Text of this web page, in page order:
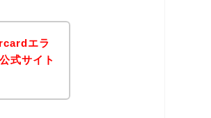
エラ
式サイト